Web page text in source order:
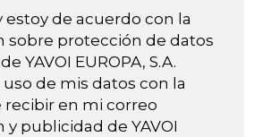
estoy de acuerdo con la
sobre protección de datos
YAVOI EUROPA, S.A.
de mis datos con la
recibir en mi correo
publicidad de YAVOI